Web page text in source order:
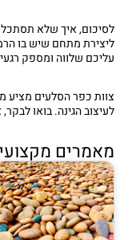
לסיכום, איך שלא
ליצירת מתחם שיש בו
עליכם שלווה ומספק
צוות כפר הסלעים מציע
לעיצוב הגינה. בואו לבקר,
מאמרים